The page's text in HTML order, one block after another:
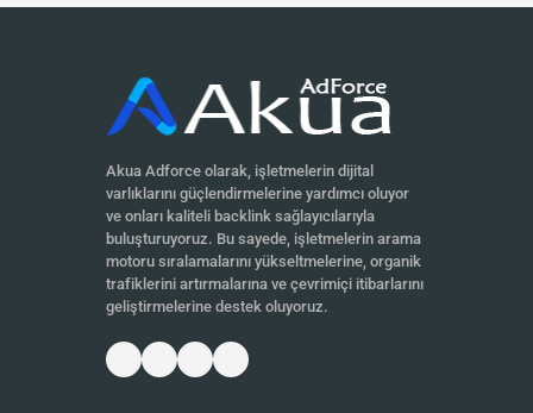
Akua Adforce olarak, işletmelerin dijital
varlıklarını güçlendirmelerine yardımcı oluyor
ve onları kaliteli backlink sağlayıcılarıyla
buluşturuyoruz. Bu sayede, işletmelerin arama
motoru sıralamalarını yükseltmelerine, organik
trafiklerini artırmalarına ve çevrimiçi itibarlarını
geliştirmelerine destek oluyoruz.